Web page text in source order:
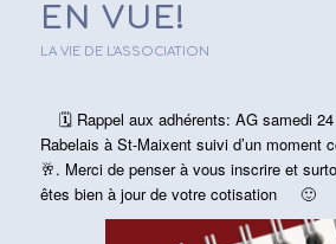
EN VUE!
LA VIE DE L'ASSOCIATION
🗓Rappel aux adhérents: AG samedi
Rabelais à St-Maixent suivi d’un moment
🥂. Merci de penser à vous inscrire et
êtes bien à jour de votre cotisation
🙂